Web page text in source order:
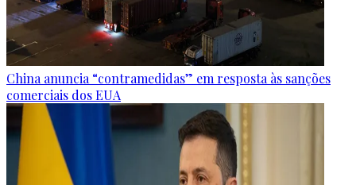
China anuncia “contramedidas” em resposta às sanções
comerciais dos EUA